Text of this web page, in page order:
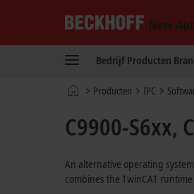
New
Technology
Bedrijf Producten
Home Producten IPC
C9900-S6xx,
An alternative operating
combines the TwinCAT